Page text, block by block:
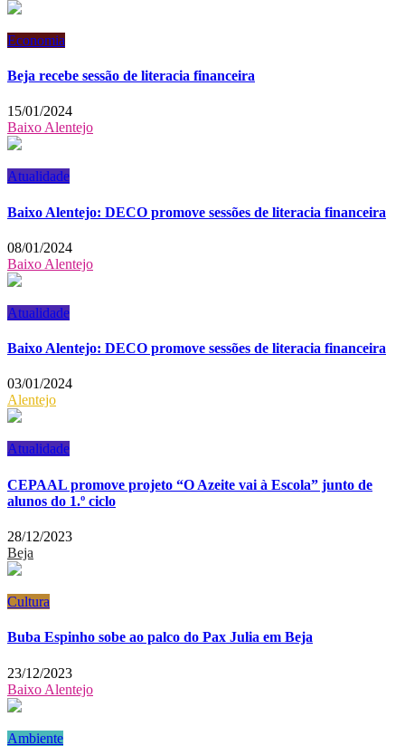
Economia
Beja recebe sessão de literacia financeira
15/01/2024
Baixo Alentejo
Atualidade
Baixo Alentejo: DECO promove sessões de literacia financeira
08/01/2024
Baixo Alentejo
Atualidade
Baixo Alentejo: DECO promove sessões de literacia financeira
03/01/2024
Alentejo
Atualidade
CEPAAL promove projeto “O Azeite vai à Escola” junto de
alunos do 1.º ciclo
28/12/2023
Beja
Cultura
Buba Espinho sobe ao palco do Pax Julia em Beja
23/12/2023
Baixo Alentejo
Ambiente